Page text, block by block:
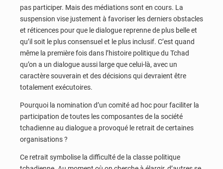
pas participer. Mais des médiations sont en cours. La
suspension vise justement à favoriser les derniers obstacles
et réticences pour que le dialogue reprenne de plus belle et
qu’il soit le plus consensuel et le plus inclusif. C’est quand
même la première fois dans l’histoire politique du Tchad
qu’on a un dialogue aussi large que celui-là, avec un
caractère souverain et des décisions qui devraient être
totalement exécutoires.
Pourquoi la nomination d’un comité ad hoc pour faciliter la
participation de toutes les composantes de la société
tchadienne au dialogue a provoqué le retrait de certaines
organisations ?
Ce retrait symbolise la difficulté de la classe politique